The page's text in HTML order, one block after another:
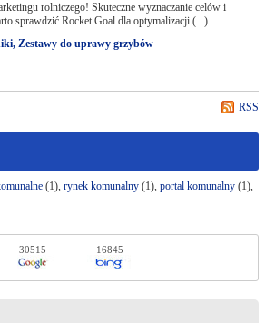
rolniczego! Skuteczne wyznaczanie celów i
sprawdzić Rocket Goal dla optymalizacji (...)
Zestawy do uprawy grzybów
RSS
(1), rynek komunalny(1), portal komunalny(1),
30515 16845